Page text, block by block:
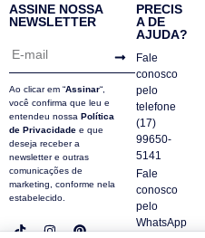
ASSINE NOSSA
NEWSLETTER
Ao clicar em “Assinar“,
você confirma que leu e
entendeu nossa Política
de Privacidade e que
deseja receber a
newsletter e outras
comunicações de
marketing, conforme nela
estabelecido.
PRECIS
A DE
AJUDA?
Fale
conosco
pelo
telefone
(17)
99650-
5141
Fale
conosco
pelo
WhatsApp